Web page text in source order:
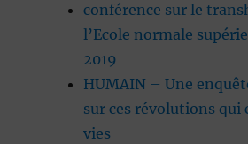
conférence sur le
l’Ecole normale
2019
HUMAIN – Une
sur ces révolutions qui
vies